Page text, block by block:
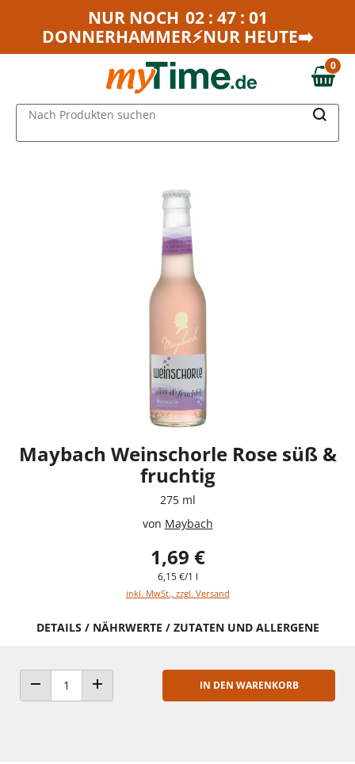
Zum Hauptinhalt springen
Zur Navigation springen
NUR NOCH 02 : 47 : 01
DONNERHAMMER⚡NUR HEUTE➡️
0,00 €
0
Nach Produkten suchen
Maybach Weinschorle Rose süß &
fruchtig
275 ml
von Maybach
1,69 €
6,15 €/1 l
inkl. MwSt., zzgl. Versand
DETAILS / NÄHRWERTE / ZUTATEN UND ALLERGENE
ANZAHL VERRINGERNANZAHL ERHÖHEN
IN DEN WARENKORB